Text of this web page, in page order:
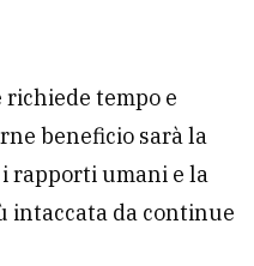
richiede tempo e
beneficio sarà la
rapporti umani e la
da continue